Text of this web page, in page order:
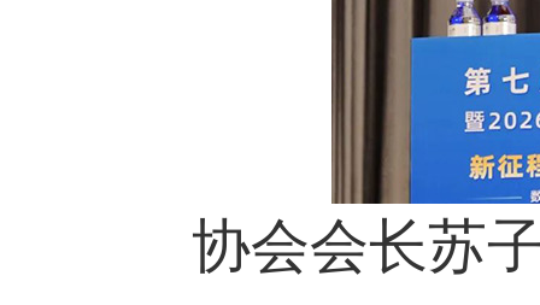
协会会长苏子